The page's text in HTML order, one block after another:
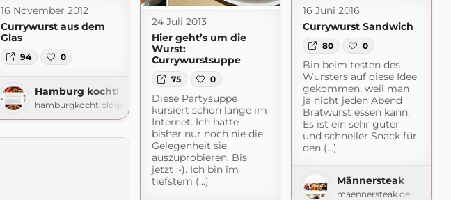
16 November 2012
Currywurst aus dem
Glas
94 0
Hamburg kocht!
hamburgkocht.blogspot.com
16 Juni 2016
Currywurst Sandwich
80 0
Bin beim testen des
Wursters auf diese Idee
gekommen, weil man
ja nicht jeden Abend
Bratwurst essen kann.
Es ist ein sehr guter
und schneller Snack für
den (...)
Männersteak
maennersteak.de
24 Juli 2013
Hier geht’s um die
Wurst:
Currywurstsuppe
75 0
Diese Partysuppe
kursiert schon lange im
Internet. Ich hatte
bisher nur noch nie die
Gelegenheit sie
auszuprobieren. Bis
jetzt ;-). Ich bin im
tiefstem (...)